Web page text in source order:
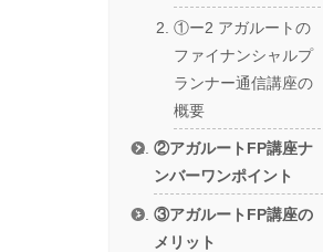
①ー2 アガルートの
ファイナンシャルプ
ランナー通信講座の
概要
②アガルートFP講座ナ
ンバーワンポイント
③アガルートFP講座の
メリット